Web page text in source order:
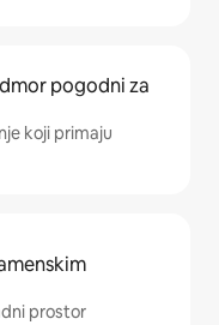
pogodni za
koji primaju
prostor